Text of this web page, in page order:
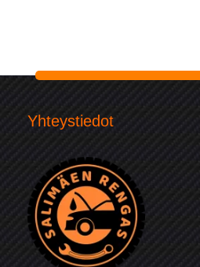
Yhteystiedot